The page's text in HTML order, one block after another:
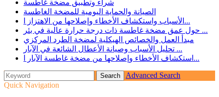
شراء وتطبيق مضخة غاطسة
الصيانة والحماية اليومية للمضخة الغاطسة
الأسباب واستكشاف الأخطاء وإصلاحها من الاهتزاز ا...
حول عمق مضخة غاطسة ذات درجة حرارة عالية في بئر ...
مبدأ العمل والخصائص الهيكلية لمضخة الطرد المركزي
تحليل الأسباب وصيانة الأعطال الشائعة في الآبار ...
استكشاف الأخطاء وإصلاحها من مضخة غاطسة الآبار ا...
Advanced Search
Quick Navigation